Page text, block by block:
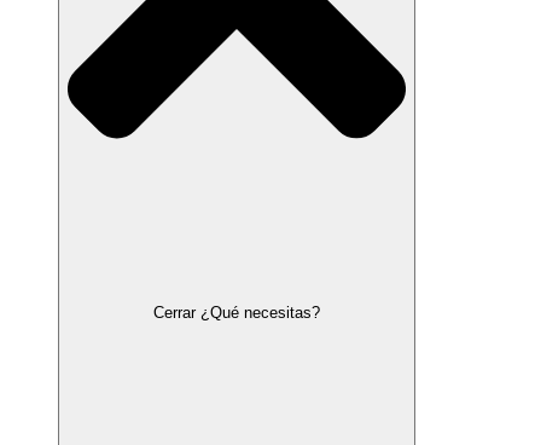
Cerrar ¿Qué necesitas?